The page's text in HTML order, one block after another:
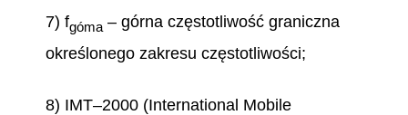
7) fgóma – górna częstotliwość graniczna
określonego zakresu częstotliwości;
8) IMT–2000 (International Mobile